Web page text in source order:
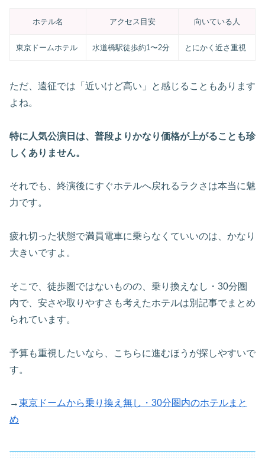
ホテル名 アクセス目安 向いている人
東京ドームホテル 水道橋駅徒歩約1〜2分 とにかく近さ重視
ただ、遠征では「近いけど高い」と感じることもあります
よね。
特に人気公演日は、普段よりかなり価格が上がることも珍
しくありません。
それでも、終演後にすぐホテルへ戻れるラクさは本当に魅
力です。
疲れ切った状態で満員電車に乗らなくていいのは、かなり
大きいですよ。
そこで、徒歩圏ではないものの、乗り換えなし・30分圏
内で、安さや取りやすさも考えたホテルは別記事でまとめ
られています。
予算も重視したいなら、こちらに進むほうが探しやすいで
す。
→東京ドームから乗り換え無し・30分圏内のホテルまと
め